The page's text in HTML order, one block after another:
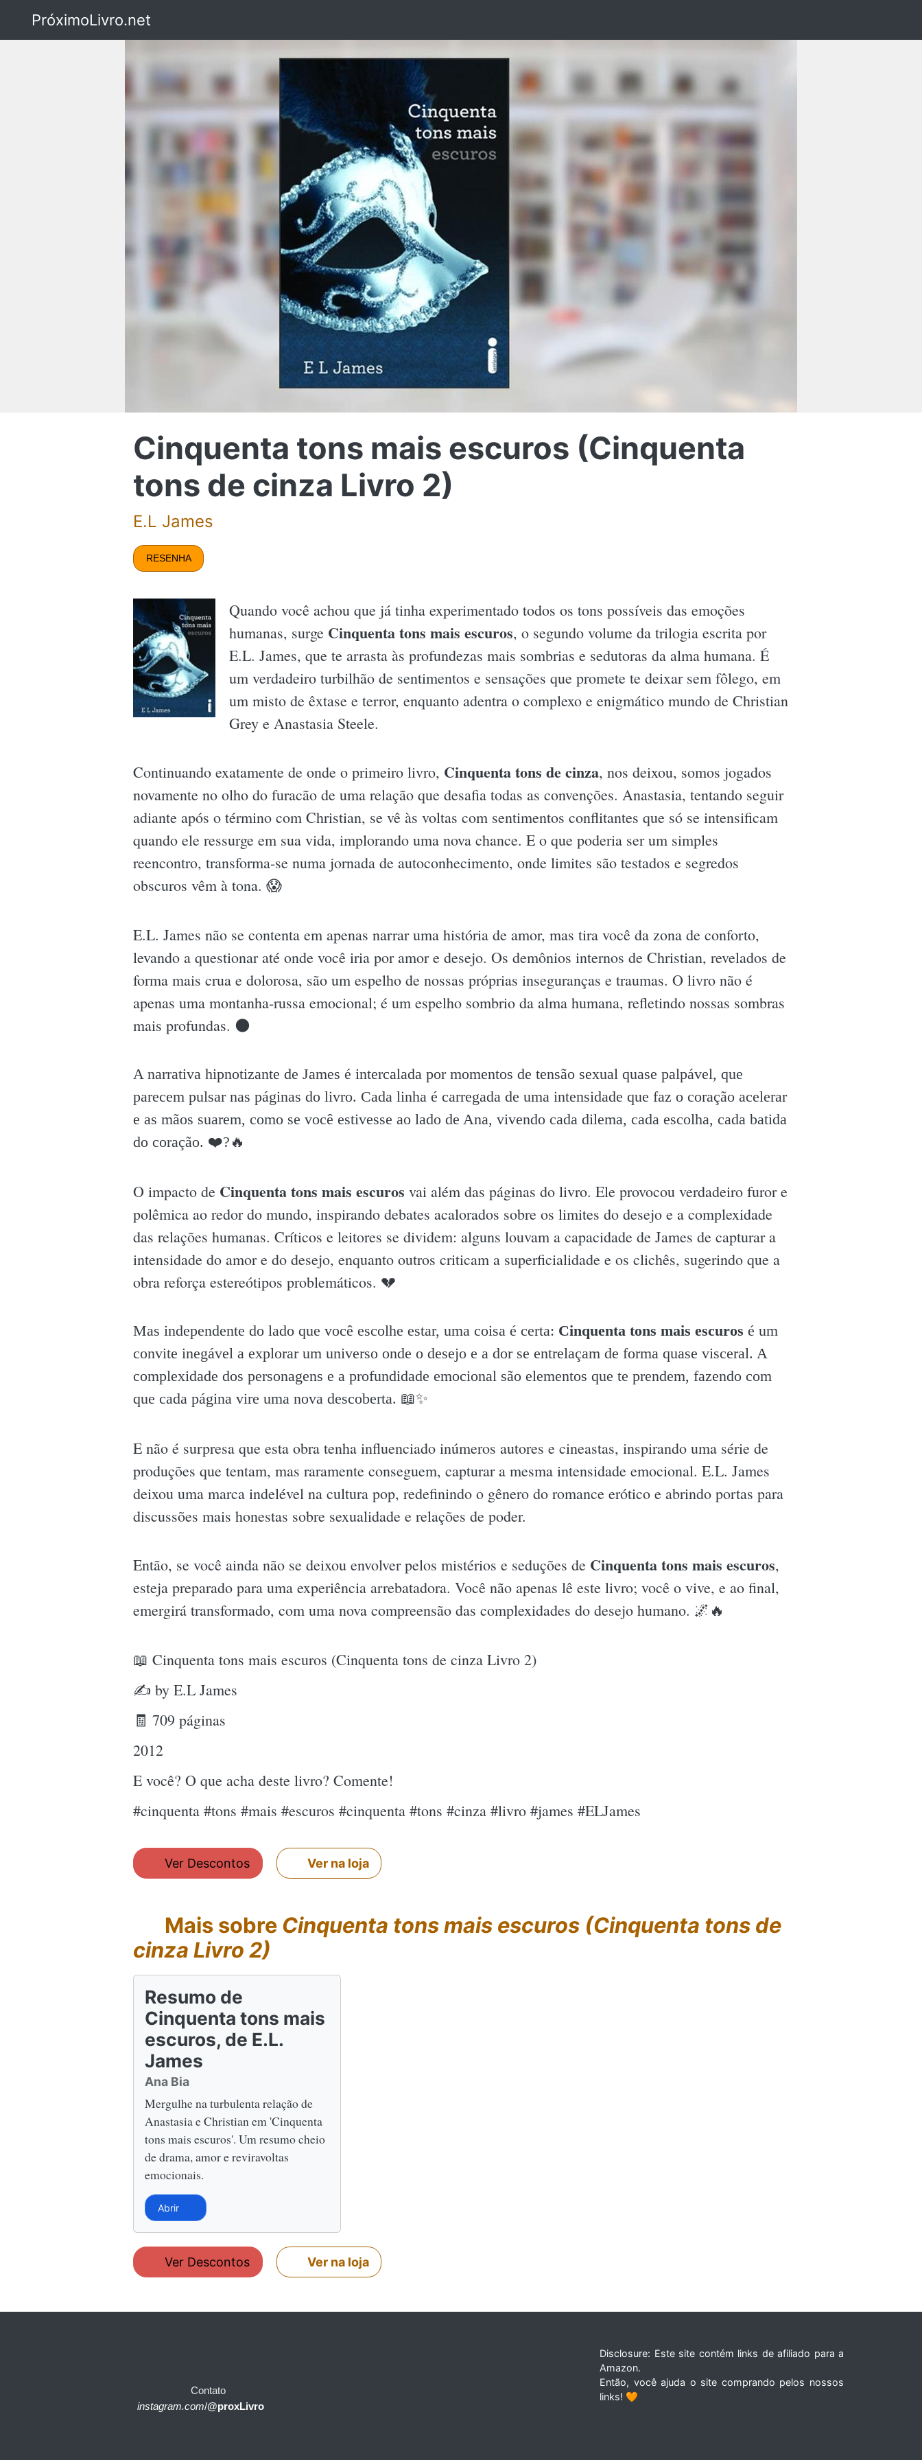
PróximoLivro.net
Cinquenta tons mais escuros (Cinquenta
tons de cinza Livro 2)
E.L James
RESENHA
Quando você achou que já tinha experimentado todos os tons possíveis das emoções
humanas, surge Cinquenta tons mais escuros, o segundo volume da trilogia escrita por
E.L. James, que te arrasta às profundezas mais sombrias e sedutoras da alma humana. É
um verdadeiro turbilhão de sentimentos e sensações que promete te deixar sem fôlego, em
um misto de êxtase e terror, enquanto adentra o complexo e enigmático mundo de Christian
Grey e Anastasia Steele.
Continuando exatamente de onde o primeiro livro, Cinquenta tons de cinza, nos deixou, somos jogados
novamente no olho do furacão de uma relação que desafia todas as convenções. Anastasia, tentando seguir
adiante após o término com Christian, se vê às voltas com sentimentos conflitantes que só se intensificam
quando ele ressurge em sua vida, implorando uma nova chance. E o que poderia ser um simples
reencontro, transforma-se numa jornada de autoconhecimento, onde limites são testados e segredos
obscuros vêm à tona. 😱
E.L. James não se contenta em apenas narrar uma história de amor, mas tira você da zona de conforto,
levando a questionar até onde você iria por amor e desejo. Os demônios internos de Christian, revelados de
forma mais crua e dolorosa, são um espelho de nossas próprias inseguranças e traumas. O livro não é
apenas uma montanha-russa emocional; é um espelho sombrio da alma humana, refletindo nossas sombras
mais profundas. 🌑
A narrativa hipnotizante de James é intercalada por momentos de tensão sexual quase palpável, que
parecem pulsar nas páginas do livro. Cada linha é carregada de uma intensidade que faz o coração acelerar
e as mãos suarem, como se você estivesse ao lado de Ana, vivendo cada dilema, cada escolha, cada batida
do coração. ❤️?🔥
O impacto de Cinquenta tons mais escuros vai além das páginas do livro. Ele provocou verdadeiro furor e
polêmica ao redor do mundo, inspirando debates acalorados sobre os limites do desejo e a complexidade
das relações humanas. Críticos e leitores se dividem: alguns louvam a capacidade de James de capturar a
intensidade do amor e do desejo, enquanto outros criticam a superficialidade e os clichês, sugerindo que a
obra reforça estereótipos problemáticos. 💔
Mas independente do lado que você escolhe estar, uma coisa é certa: Cinquenta tons mais escuros é um
convite inegável a explorar um universo onde o desejo e a dor se entrelaçam de forma quase visceral. A
complexidade dos personagens e a profundidade emocional são elementos que te prendem, fazendo com
que cada página vire uma nova descoberta. 📖✨️
E não é surpresa que esta obra tenha influenciado inúmeros autores e cineastas, inspirando uma série de
produções que tentam, mas raramente conseguem, capturar a mesma intensidade emocional. E.L. James
deixou uma marca indelével na cultura pop, redefinindo o gênero do romance erótico e abrindo portas para
discussões mais honestas sobre sexualidade e relações de poder.
Então, se você ainda não se deixou envolver pelos mistérios e seduções de Cinquenta tons mais escuros,
esteja preparado para uma experiência arrebatadora. Você não apenas lê este livro; você o vive, e ao final,
emergirá transformado, com uma nova compreensão das complexidades do desejo humano. 🌌🔥
📖 Cinquenta tons mais escuros (Cinquenta tons de cinza Livro 2)
✍ by E.L James
🧾 709 páginas
2012
E você? O que acha deste livro? Comente!
#cinquenta #tons #mais #escuros #cinquenta #tons #cinza #livro #james #ELJames
Ver Descontos Ver na loja
Mais sobre Cinquenta tons mais escuros (Cinquenta tons de
cinza Livro 2)
Resumo de
Cinquenta tons mais
escuros, de E.L.
James
Ana Bia
Mergulhe na turbulenta relação de
Anastasia e Christian em 'Cinquenta
tons mais escuros'. Um resumo cheio
de drama, amor e reviravoltas
emocionais.
Abrir
Ver Descontos Ver na loja
Contato
instagram.com/@proxLivro
Disclosure: Este site contém links de afiliado para a
Amazon.
Então, você ajuda o site comprando pelos nossos
links! 🧡